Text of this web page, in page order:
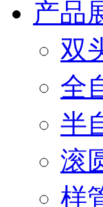
产品
双
全
半
滚
样